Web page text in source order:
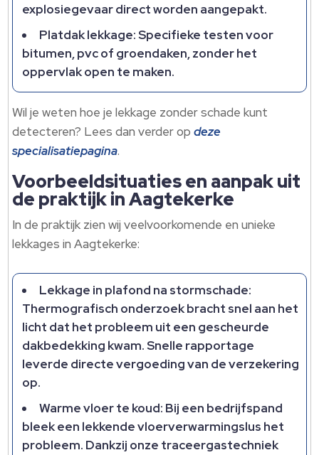
explosiegevaar direct worden aangepakt.​
Platdak lekkage: Specifieke testen voor
bitumen, pvc of groendaken, zonder het
oppervlak open te maken.​
Wil je weten hoe je lekkage zonder schade kunt
detecteren? Lees dan verder opdeze
specialisatiepagina.​
Voorbeeldsituaties en aanpak uit
de praktijk in Aagtekerke
In de praktijk zien wij veelvoorkomende en unieke
lekkages in Aagtekerke:
Lekkage in plafond na stormschade:
Thermografisch onderzoek bracht snel aan het
licht dat het probleem uit een gescheurde
dakbedekking kwam.​ Snelle rapportage
leverde directe vergoeding van de verzekering
op.​
Warme vloer te koud: Bij een bedrijfspand
bleek een lekkende vloerverwarmingslus het
probleem.​ Dankzij onze traceergastechniek